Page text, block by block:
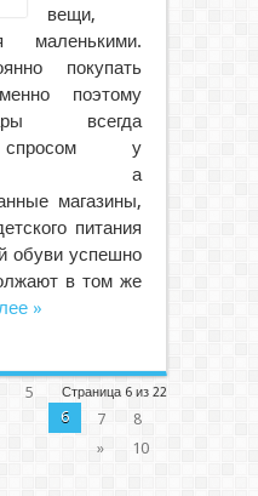
вещи,
маленькими.
покупать
поэтому
всегда
спросом у
а
магазины,
питания
обуви успешно
в том же
»
Страница 6 из 22
5
6
7
8
»
10